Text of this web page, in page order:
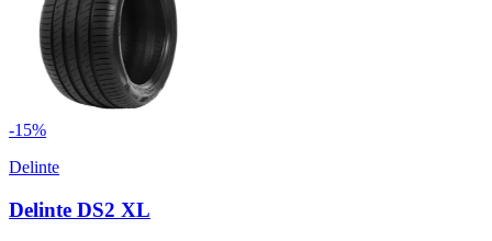
-15%
Delinte
Delinte DS2 XL